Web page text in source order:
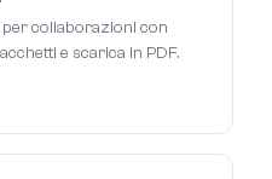
collaborazioni con
e scarica in PDF.